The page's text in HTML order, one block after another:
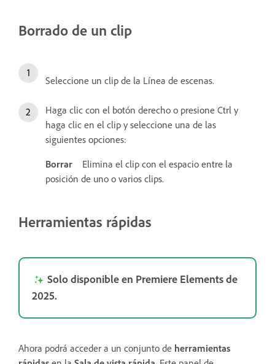
Borrado de un clip
Seleccione un clip de la Línea de escenas.
Haga clic con el botón derecho o presione Ctrl y
haga clic en el clip y seleccione una de las
siguientes opciones:
Borrar
Elimina el clip con el espacio entre la
posición de uno o varios clips.
Herramientas rápidas
Solo disponible en Premiere Elements de
2025.
Ahora podrá acceder a un conjunto de herramientas